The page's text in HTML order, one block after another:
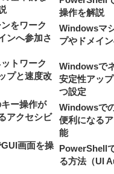
操作を解説
Windowsマ
プやドメイ
Windowsで
安定性アッ
つ設定
Windowsで
便利になる
能
PowerShell
る方法（UI